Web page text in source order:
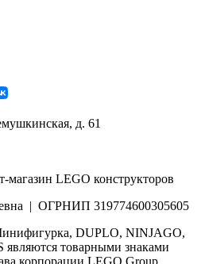
д. 61
LEGO конструкторов
| ОГРНИП 319774600305605
DUPLO, NINJAGO,
товарными знаками
корпорации LEGO Group.